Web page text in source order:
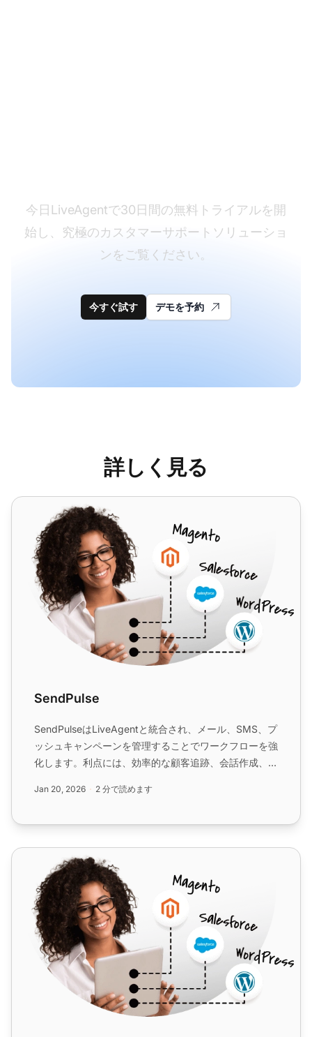
今日LiveAgentで30日間の無料トライアルを開
始し、究極のカスタマーサポートソリューショ
ンをご覧ください。
今すぐ試す デモを予約
詳しく見る
SendPulse
SendPulse
SendPulseはLiveAgentと統合され、メール、SMS、プ
ッシュキャンペーンを管理することでワークフローを強
化します。利点には、効率的な顧客追跡、会話作成、サ
えることなく実行できます。...
Jan 20, 2026 2 分で読めます
Sendmail